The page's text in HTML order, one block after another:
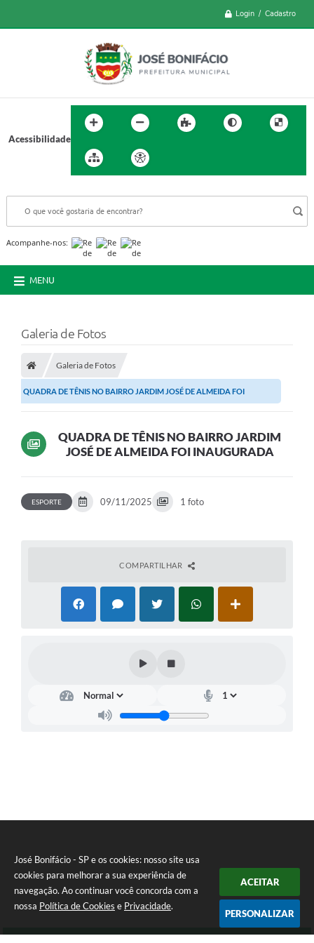
José Bonifácio - SP e os cookies: nosso site usa
cookies para melhorar a sua experiência de
navegação. Ao continuar você concorda com a
nossa Política de Cookies e Privacidade.
ACEITAR
PERSONALIZAR
Login / Cadastro
Acessibilidade
Acompanhe-nos:
MENU
Galeria de Fotos
Galeria de Fotos
QUADRA DE TÊNIS NO BAIRRO JARDIM JOSÉ DE ALMEIDA FOI
QUADRA DE TÊNIS NO BAIRRO JARDIM
JOSÉ DE ALMEIDA FOI INAUGURADA
ESPORTE 09/11/2025 1 foto
COMPARTILHAR